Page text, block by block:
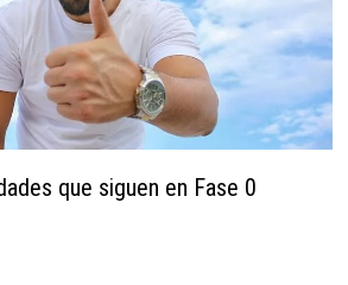
que siguen en Fase 0